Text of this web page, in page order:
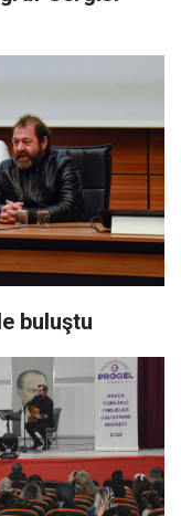
buluştu